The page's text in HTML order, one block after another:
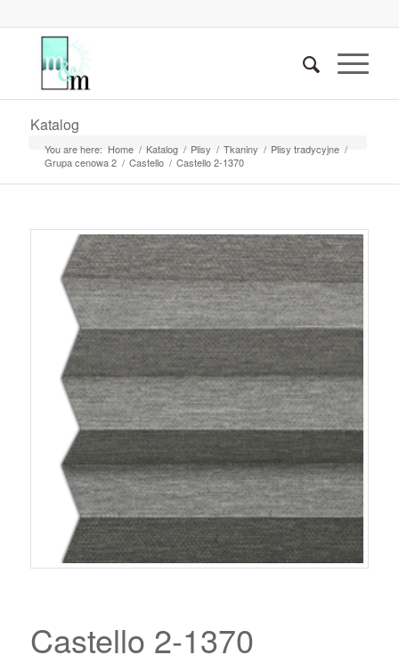
Katalog
You are here: Home / Katalog / Plisy / Tkaniny / Plisy tradycyjne /
Grupa cenowa 2 / Castello / Castello 2-1370
Castello 2-1370